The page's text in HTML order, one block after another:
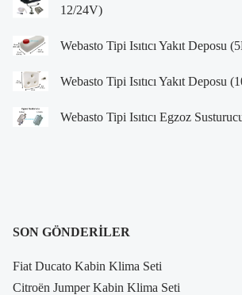
12/24V)
Webasto Tipi Isıtıcı Yakıt Deposu
Webasto Tipi Isıtıcı Yakıt Deposu
Webasto Tipi Isıtıcı Egzoz
SON GÖNDERILER
Fiat Ducato Kabin Klima Seti
Citroën Jumper Kabin Klima Seti